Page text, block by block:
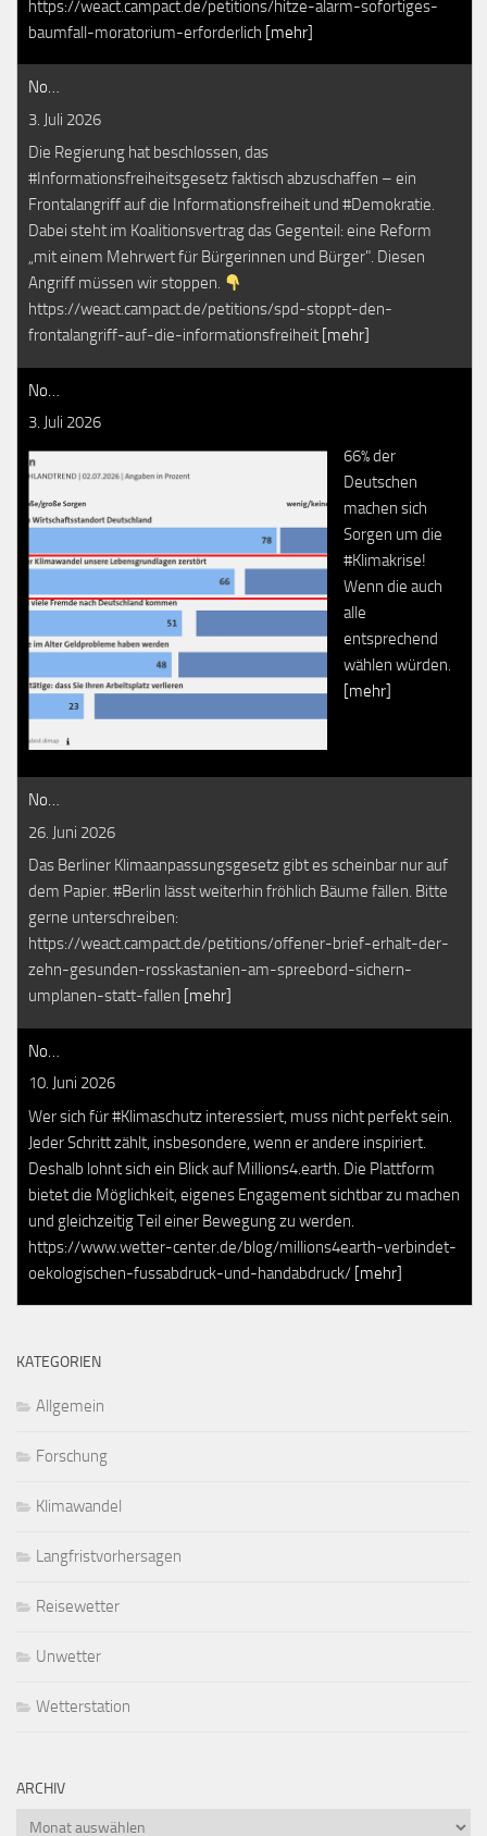
https://weact.campact.de/petitions/hitze-alarm-sofortiges-
baumfall-moratorium-erforderlich [mehr]
No…
3. Juli 2026
Die Regierung hat beschlossen, das
#Informationsfreiheitsgesetz faktisch abzuschaffen – ein
Frontalangriff auf die Informationsfreiheit und #Demokratie.
Dabei steht im Koalitionsvertrag das Gegenteil: eine Reform
„mit einem Mehrwert für Bürgerinnen und Bürger". Diesen
Angriff müssen wir stoppen.
https://weact.campact.de/petitions/spd-stoppt-den-
frontalangriff-auf-die-informationsfreiheit [mehr]
No…
3. Juli 2026
66% der
Deutschen
machen sich
Sorgen um die
#Klimakrise!
Wenn die auch
alle
entsprechend
wählen würden.
[mehr]
No…
26. Juni 2026
Das Berliner Klimaanpassungsgesetz gibt es scheinbar nur auf
dem Papier. #Berlin lässt weiterhin fröhlich Bäume fällen. Bitte
gerne unterschreiben:
https://weact.campact.de/petitions/offener-brief-erhalt-der-
zehn-gesunden-rosskastanien-am-spreebord-sichern-
umplanen-statt-fallen [mehr]
No…
10. Juni 2026
Wer sich für #Klimaschutz interessiert, muss nicht perfekt sein.
Jeder Schritt zählt, insbesondere, wenn er andere inspiriert.
Deshalb lohnt sich ein Blick auf Millions4.earth. Die Plattform
bietet die Möglichkeit, eigenes Engagement sichtbar zu machen
und gleichzeitig Teil einer Bewegung zu werden.
https://www.wetter-center.de/blog/millions4earth-verbindet-
oekologischen-fussabdruck-und-handabdruck/ [mehr]
KATEGORIEN
Allgemein
Forschung
Klimawandel
Langfristvorhersagen
Reisewetter
Unwetter
Wetterstation
ARCHIV
Archiv